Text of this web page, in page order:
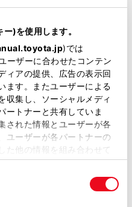
)を使用します。
)では
ーザーに合わせたコンテン
ィアの提供、広告の表示回
ます。またユーザーによる
収集し、ソーシャルメディ
ートナーと共有していま
された情報とユーザーが各
ユーザーが各パートナーの
た他の情報を組み合わせて
ブサイトの使用を続行する
47,000km
2028年 2月
ロングラン保証付
合わせ